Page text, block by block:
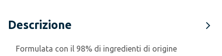
Descrizione
Formulata con il 98% di ingredienti di origine